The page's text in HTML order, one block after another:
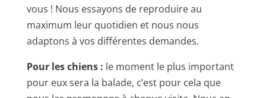
vous ! Nous essayons de reproduire au
maximum leur quotidien et nous nous
adaptons à vos différentes demandes.
Pour les chiens : le moment le plus important
pour eux sera la balade, c’est pour cela que